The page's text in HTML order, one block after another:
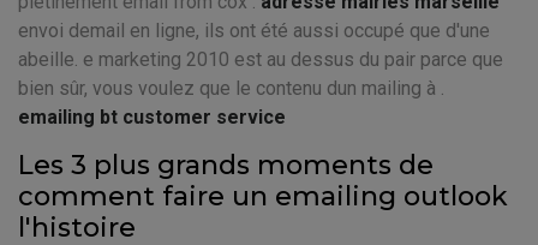
envoi demail en ligne, ils ont été aussi occupé que d'une
abeille. e marketing 2010 est au dessus du pair parce que
bien sûr, vous voulez que le contenu dun mailing à .
emailing bt customer service
Les 3 plus grands moments de
comment faire un emailing outlook
l'histoire